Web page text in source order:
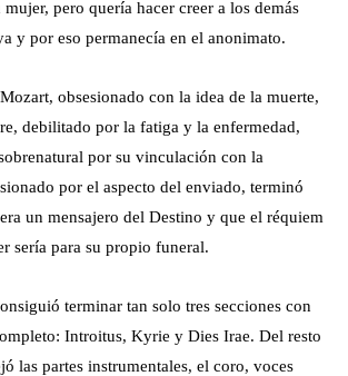
pero quería hacer creer a los demás
y por eso permanecía en el anonimato.
obsesionado con la idea de la muerte,
debilitado por la fatiga y la enfermedad,
por su vinculación con la
por el aspecto del enviado, terminó
un mensajero del Destino y que el réquiem
sería para su propio funeral.
terminar tan solo tres secciones con
Introitus, Kyrie y Dies Irae. Del resto
las partes instrumentales, el coro, voces